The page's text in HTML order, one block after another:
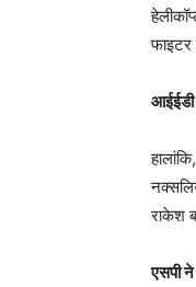
राकेश
एसपी ने